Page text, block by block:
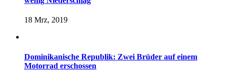
18 Mrz, 2019
Dominikanische Republik: Zwei Brüder auf einem
Motorrad erschossen